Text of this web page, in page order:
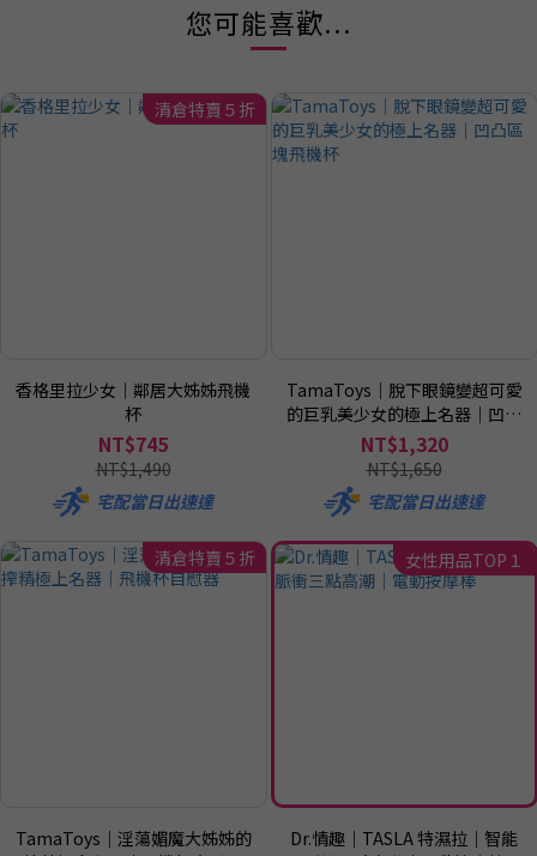
您可能喜歡...
清倉特賣５折
香格里拉少女｜鄰居大姊姊飛機
杯
NT$745
NT$1,490
宅配當日出速達
TamaToys｜脫下眼鏡變超可愛
的巨乳美少女的極上名器｜凹凸
區塊飛機杯
NT$1,320
NT$1,650
宅配當日出速達
清倉特賣５折
TamaToys｜淫蕩媚魔大姊姊的
女性用品TOP１
Dr.情趣｜TASLA 特濕拉｜智能